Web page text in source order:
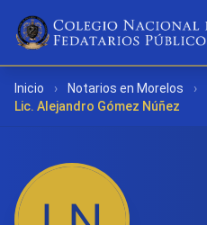
Inicio › Notarios en Morelos ›
Lic. Alejandro Gómez Núñez